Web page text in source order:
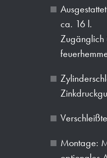
ca. 16 l.
Zugänglich
Montage: